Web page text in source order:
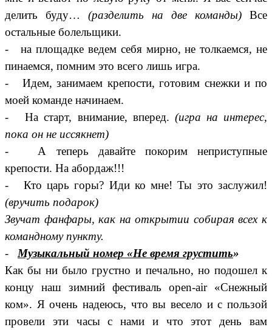
делить буду… (разделить на две команды) Все
остальные болельщики.
- на площадке ведем себя мирно, не толкаемся, не
пинаемся, помним это всего лишь игра.
- Идем, занимаем крепости, готовим снежки и по
моей команде начинаем.
- На старт, внимание, вперед. (игра на интерес,
пока он не иссякнет)
- А теперь давайте покорим неприступные
крепости. На абордаж!!!
- Кто царь горы? Иди ко мне! Ты это заслужил!
(вручить подарок)
Звучат фанфары, как на открытии собирая всех к
командному пункту.
-Музыкальный номер «Не время грустить»
Как бы ни было грустно и печально, но подошел к
концу наш зимний фестиваль open-air «Снежный
ком». Я очень надеюсь, что вы весело и с пользой
провели эти часы с нами и что этот день вам